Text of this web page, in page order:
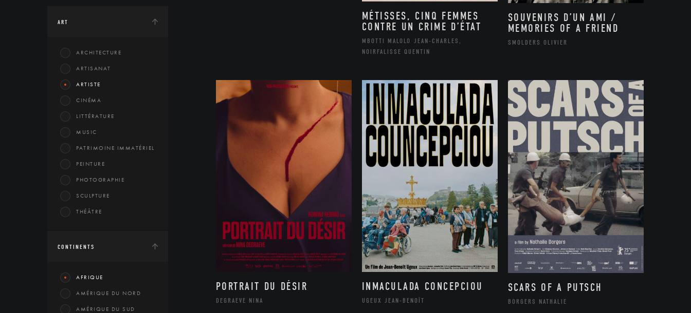
ART
ARCHITECTURE
ARTISANAT
ARTISTE
CINÉMA
LITTÉRATURE
MUSIC
PATRIMOINE IMMATÉRIEL
PEINTURE
PHOTOGRAPHIE
SCULPTURE
THÉÂTRE
CONTINENTS
AFRIQUE
AMÉRIQUE DU NORD
AMÉRIQUE DU SUD
MÉTISSES, CINQ FEMMES
CONTRE UN CRIME D’ÉTAT
MBOTTI MALOLO JEAN-CHARLES,
NOIRFALISSE QUENTIN
SOUVENIRS D’UN AMI /
MEMORIES OF A FRIEND
SMOLDERS OLIVIER
PORTRAIT DU DÉSIR
DEGRAEVE NINA
INMACULADA CONCEPCIOU
UGEUX JEAN-BENOÎT
SCARS OF A PUTSCH
BORGERS NATHALIE